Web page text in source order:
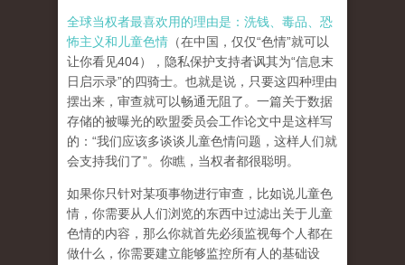
全球当权者最喜欢用的理由是：洗钱、毒品、恐
怖主义和儿童色情 （在中国，仅仅“色情”就可以
让你看见404），隐私保护支持者讽其为“信息末
日启示录”的四骑士。也就是说，只要这四种理由
摆出来，审查就可以畅通无阻了。一篇关于数据
存储的被曝光的欧盟委员会工作论文中是这样写
的：“我们应该多谈谈儿童色情问题，这样人们就
会支持我们了”。你瞧，当权者都很聪明。
如果你只针对某项事物进行审查，比如说儿童色
情，你需要从人们浏览的东西中过滤出关于儿童
色情的内容，那么你就首先必须监视每个人都在
做什么，你需要建立能够监控所有人的基础设